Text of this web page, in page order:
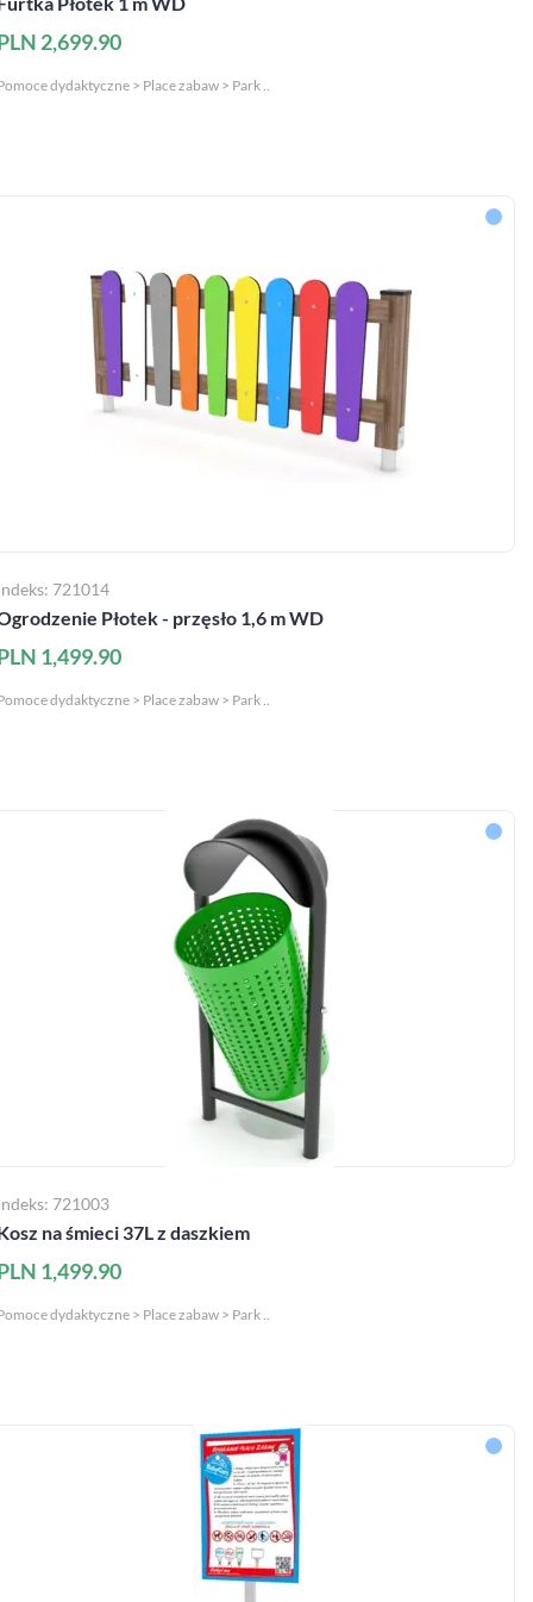
2,699.90
dydaktyczne > Place zabaw > Park ..
721014
Płotek - przęsło 1,6 m WD
1,499.90
dydaktyczne > Place zabaw > Park ..
721003
na śmieci 37L z daszkiem
1,499.90
dydaktyczne > Place zabaw > Park ..